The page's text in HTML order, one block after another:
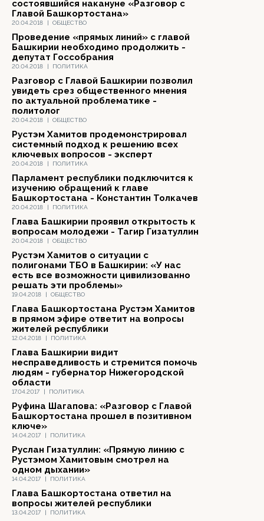
20.04.2018 | ОБЩЕСТВО
состоявшийся накануне «Разговор с
Главой Башкортостана»
20.04.2018 | ПОЛИТИКА
Проведение «прямых линий» с главой
Башкирии необходимо продолжить -
депутат Госсобрания
20.04.2018 | ОБЩЕСТВО
Разговор с Главой Башкирии позволил
увидеть срез общественного мнения
по актуальной проблематике -
политолог
20.04.2018 | ПОЛИТИКА
Рустэм Хамитов продемонстрировал
системный подход к решению всех
ключевых вопросов - эксперт
20.04.2018 | ПОЛИТИКА
Парламент республики подключится к
изучению обращений к главе
Башкортостана - Константин Толкачев
20.04.2018 | ОБЩЕСТВО
Глава Башкирии проявил открытость к
вопросам молодежи - Тагир Гизатуллин
19.04.2018 | ОБЩЕСТВО
Рустэм Хамитов о ситуации с
полигонами ТБО в Башкирии: «У нас
есть все возможности цивилизованно
решать эти проблемы»
12.04.2018 | ПОЛИТИКА
Глава Башкортостана Рустэм Хамитов
в прямом эфире ответит на вопросы
жителей республики
17.04.2017 | ПОЛИТИКА
Глава Башкирии видит
несправедливость и стремится помочь
людям - губернатор Нижегородской
области
14.04.2017 | ПОЛИТИКА
Руфина Шагапова: «Разговор с Главой
Башкортостана прошел в позитивном
ключе»
14.04.2017 | ПОЛИТИКА
Руслан Гизатуллин: «Прямую линию с
Рустэмом Хамитовым смотрел на
одном дыхании»
13.04.2017 | ПОЛИТИКА
Глава Башкортостана ответил на
вопросы жителей республики